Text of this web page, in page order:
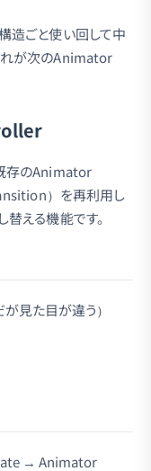
造ごと使い回して中
れが次のAnimator
存のAnimator
）を再利用し
替える機能です。
見た目が違う）
→ Animator